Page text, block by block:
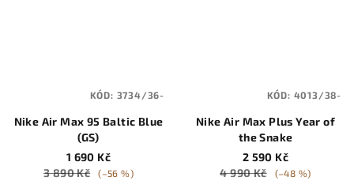
Nike Air Max 95 Baltic Blue
(GS)
1 690 Kč
3 890 Kč
(–56 %)
KÓD: 3734/36-
Nike Air Max Plus Year of
the Snake
2 590 Kč
4 990 Kč
(–48 %)
KÓD: 4013/38-